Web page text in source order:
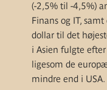
(-2,5% til -4,5%)
Finans og IT,
dollar til det
i Asien fulgte
ligesom de
mindre end i USA.